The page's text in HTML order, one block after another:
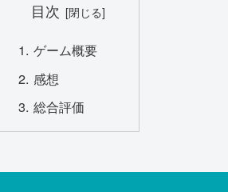
目次
ゲーム概要
感想
総合評価